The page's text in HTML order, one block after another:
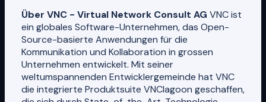
Über VNC - Virtual Network Consult AG VNC ist
ein globales Software-Unternehmen, das Open-
Source-basierte Anwendungen für die
Kommunikation und Kollaboration in grossen
Unternehmen entwickelt. Mit seiner
weltumspannenden Entwicklergemeinde hat VNC
die integrierte Produktsuite VNClagoon geschaffen,